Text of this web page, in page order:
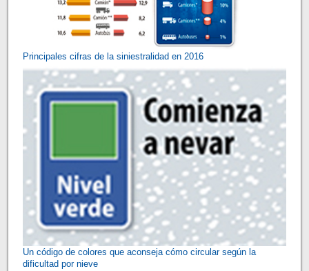
Principales cifras de la siniestralidad en 2016
Un código de colores que aconseja cómo circular según la
dificultad por nieve